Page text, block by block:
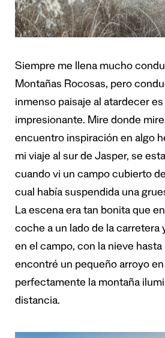
Siempre me llena mucho
Montañas Rocosas, pero
inmenso paisaje al atardecer es
impresionante. Mire donde
encuentro inspiración en algo
mi viaje al sur de Jasper, se
cuando vi un campo cubierto
cual había suspendida una
La escena era tan bonita que
coche a un lado de la carretera
en el campo, con la nieve hasta
encontré un pequeño arroyo
perfectamente la montaña
distancia.